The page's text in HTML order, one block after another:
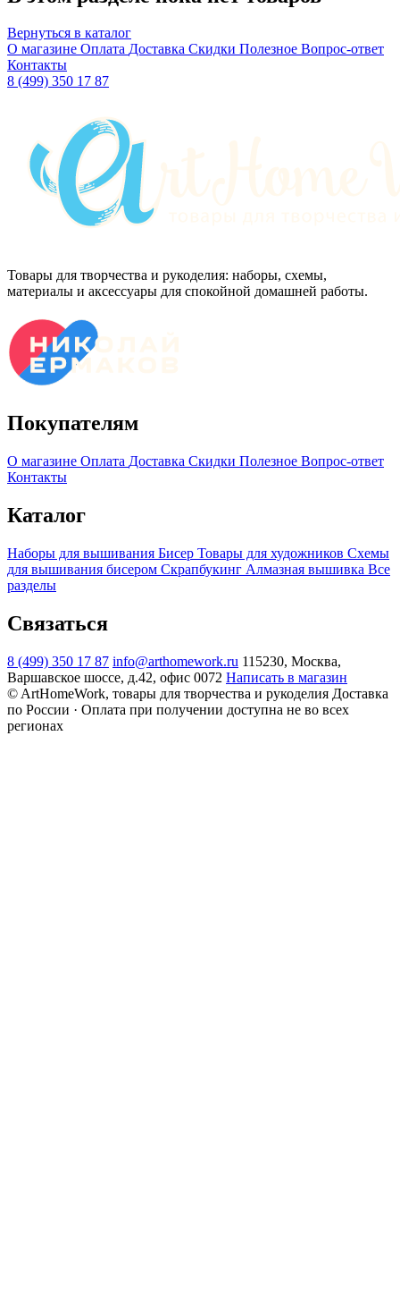
Вернуться в каталог
О магазине Оплата Доставка Скидки Полезное Вопрос-ответ
Контакты
8 (499) 350 17 87
Товары для творчества и рукоделия: наборы, схемы,
материалы и аксессуары для спокойной домашней работы.
Покупателям
О магазине Оплата Доставка Скидки Полезное Вопрос-ответ
Контакты
Каталог
Наборы для вышивания Бисер Товары для художников Схемы
для вышивания бисером Скрапбукинг Алмазная вышивка Все
разделы
Связаться
8 (499) 350 17 87 info@arthomework.ru 115230, Москва,
Варшавское шоссе, д.42, офис 0072 Написать в магазин
© ArtHomeWork, товары для творчества и рукоделия Доставка
по России · Оплата при получении доступна не во всех
регионах